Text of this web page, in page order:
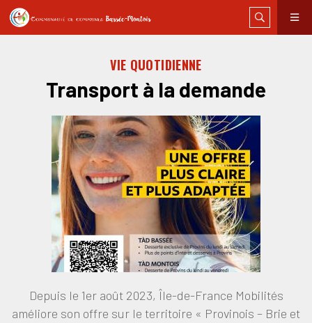
VIE QUOTIDIENNE
Transport à la demande
Depuis le 1er août 2023, Île-de-France Mobilités
améliore son offre sur le territoire « Provinois – Brie et